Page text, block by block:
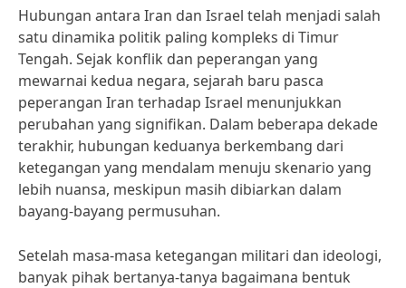
Hubungan antara Iran dan Israel telah menjadi salah
satu dinamika politik paling kompleks di Timur
Tengah. Sejak konflik dan peperangan yang
mewarnai kedua negara, sejarah baru pasca
peperangan Iran terhadap Israel menunjukkan
perubahan yang signifikan. Dalam beberapa dekade
terakhir, hubungan keduanya berkembang dari
ketegangan yang mendalam menuju skenario yang
lebih nuansa, meskipun masih dibiarkan dalam
bayang-bayang permusuhan.
Setelah masa-masa ketegangan militari dan ideologi,
banyak pihak bertanya-tanya bagaimana bentuk